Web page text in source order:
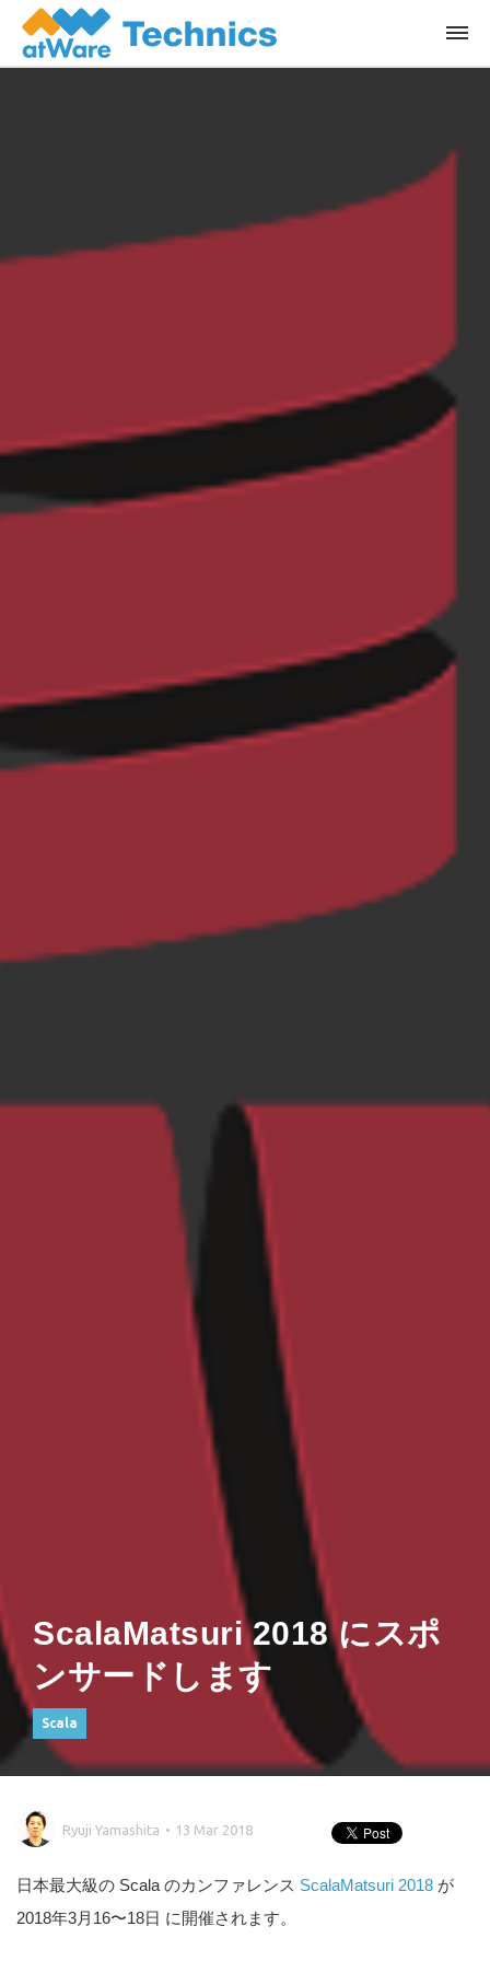
ScalaMatsuri 2018 にスポ
ンサードします
Scala
Ryuji Yamashita 13 Mar 2018
日本最大級の Scala のカンファレンス ScalaMatsuri 2018 が
2018年3月16〜18日 に開催されます。